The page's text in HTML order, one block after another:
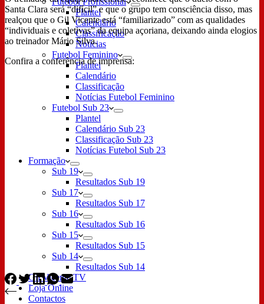
Plantel
Calendário
Classificação
Notícias
Futebol Feminino
Plantel
Calendário
Classificação
Notícias Futebol Feminino
Futebol Sub 23
Plantel
Calendário Sub 23
Classificação Sub 23
Notícias Futebol Sub 23
Formação
Sub 19
Resultados Sub 19
Sub 17
Resultados Sub 17
Sub 16
Resultados Sub 16
Sub 15
Resultados Sub 15
Sub 14
Resultados Sub 14
Gil Vicente TV
Loja Online
Contactos
Santa Clara será “difícil” e que o grupo tem consciência disso, mas
realçou que o Gil Vicente está “familiarizado” com as qualidades
“individuais e coletivas” da equipa açoriana, deixando ainda elogios
ao treinador Mário Silva.
Confira a conferência de imprensa: